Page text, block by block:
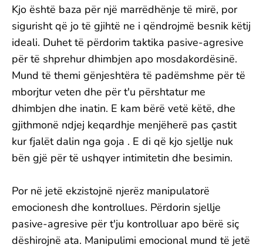
Kjo është baza për një marrëdhënje të mirë, por
sigurisht që jo të gjihtë ne i qëndrojmë besnik këtij
ideali. Duhet të përdorim taktika pasive-agresive
për të shprehur dhimbjen apo mosdakordësinë.
Mund të themi gënjeshtëra të padëmshme për të
mborjtur veten dhe për t'u përshtatur me
dhimbjen dhe inatin. E kam bërë vetë këtë, dhe
gjithmonë ndjej keqardhje menjëherë pas çastit
kur fjalët dalin nga goja . E di që kjo sjellje nuk
bën gjë për të ushqyer intimitetin dhe besimin.
Por në jetë ekzistojnë njerëz manipulatorë
emocionesh dhe kontrollues. Përdorin sjellje
pasive-agresive për t'ju kontrolluar apo bërë siç
dëshirojnë ata. Manipulimi emocional mund të jetë